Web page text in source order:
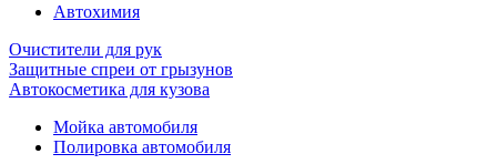
Автохимия
Очистители для рук
Защитные спреи от грызунов
Автокосметика для кузова
Мойка автомобиля
Полировка автомобиля